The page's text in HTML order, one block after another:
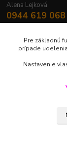
Alena Lejková
0944 619 068
Nonstop
Pre základnú
prípade
Nastavenie